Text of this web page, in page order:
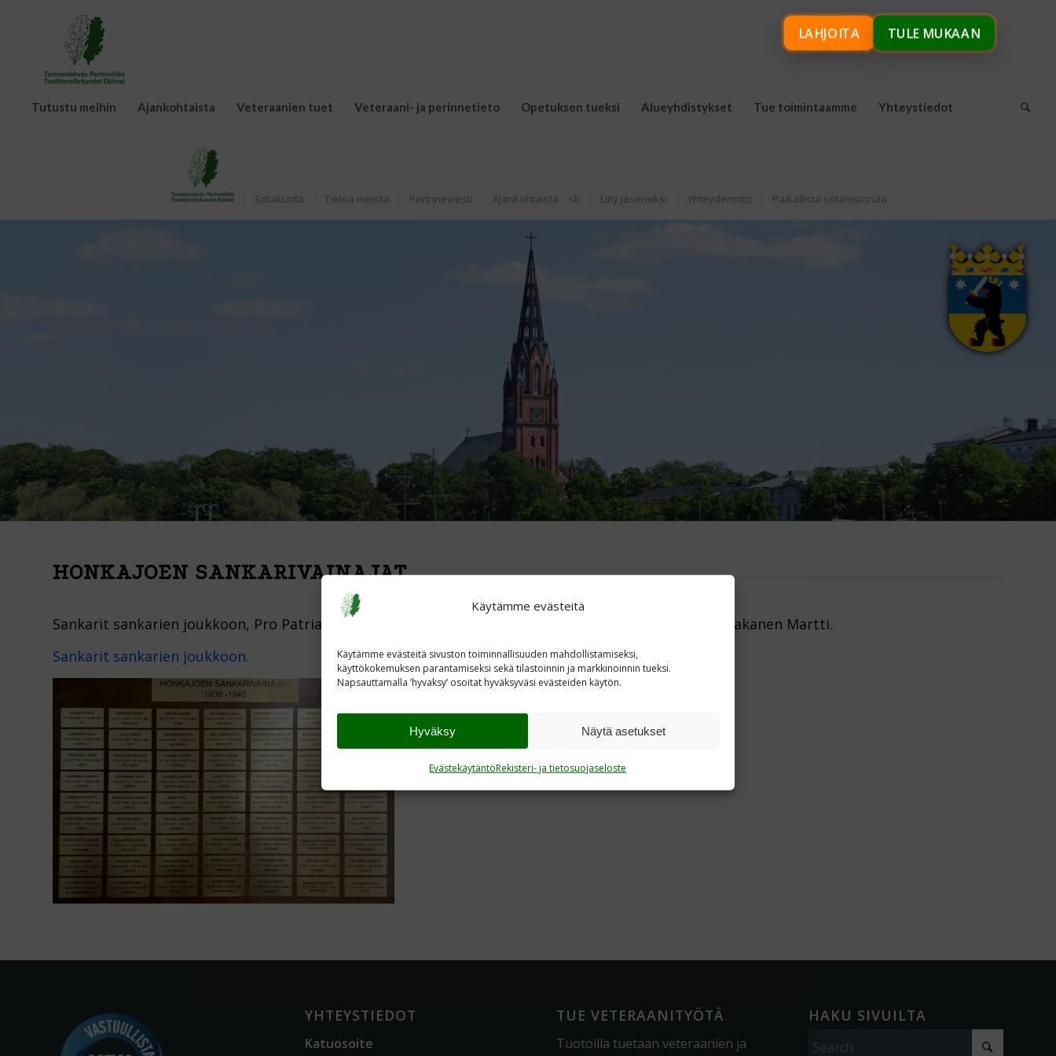
Käytämme evästeitä
Käytämme evästeitä sivuston toiminnallisuuden mahdollistamiseksi,
käyttökokemuksen parantamiseksi sekä tilastoinnin ja markkinoinnin tueksi.
Napsauttamalla ’hyvaksy’ osoitat hyväksyväsi evästeiden käytön.
Hyväksy Näytä asetukset
EvästekäytäntöRekisteri- ja tietosuojaseloste
Tutustu meihin Ajankohtaista Veteraanien tuet Veteraani- ja perinnetieto Opetuksen tueksi Alueyhdistykset Tue toimintaamme Yhteystiedot
Satakunta Tietoa meistä Perinneviesti Ajankohtaista – sk Liity jäseneksi Yhteydenotto Paikallista sotahistoriaa
HONKAJOEN SANKARIVAINAJAT
Sankarit sankarien joukkoon, Pro Patria tauluun lisättiin kaksi nimeä jälkeenpäin. Kurumaa Niilo ja Hakanen Martti.
Sankarit sankarien joukkoon.
YHTEYSTIEDOT
Katuosoite
TUE VETERAANITYÖTÄ
Tuotoilla tuetaan veteraanien ja
HAKU SIVUILTA
LAHJOITA TULE MUKAAN